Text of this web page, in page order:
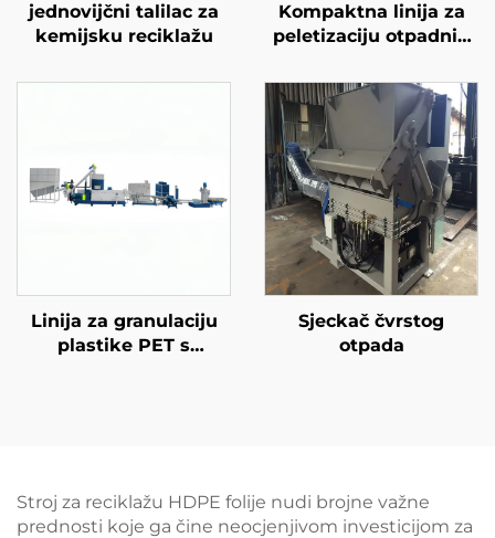
jednovijčni talilac za
kemijsku reciklažu
Kompaktna linija za
peletizaciju otpadnih
Linija za granulaciju
plastike PET s
Sjeckač čvrstog
otpada
Stroj za reciklažu HDPE folije nudi brojne važne
prednosti koje ga čine neocjenjivom investicijom za